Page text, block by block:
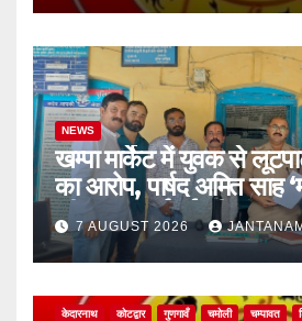
NEWS
खम्पा मार्केट में युवक से
का आरोप, पार्षद अमित साह
की सख्त कार्रवाई की मांग
7 AUGUST 2026
केदारनाथ कोटद्वार गुणगावँ चमोली चम्पावत